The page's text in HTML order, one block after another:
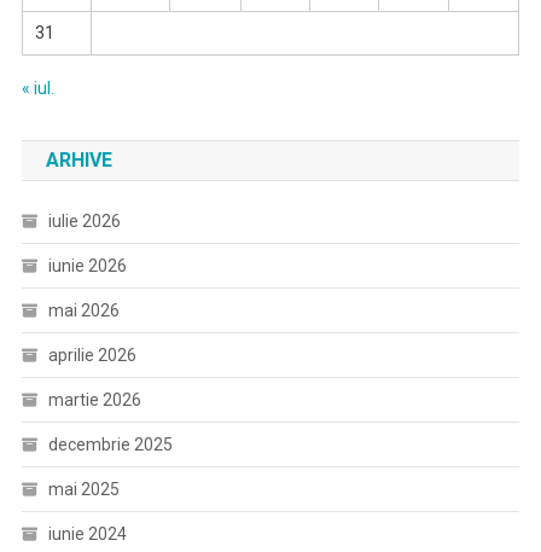
31
« iul.
ARHIVE
iulie 2026
iunie 2026
mai 2026
aprilie 2026
martie 2026
decembrie 2025
mai 2025
iunie 2024